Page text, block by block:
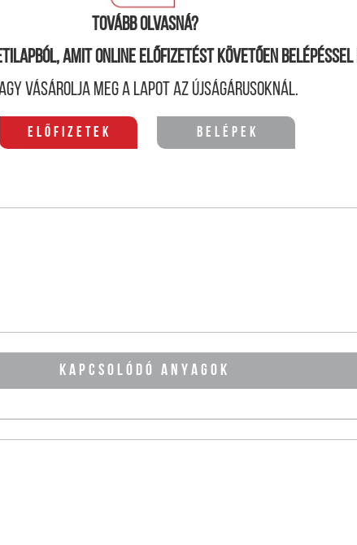
Tovább olvasná?
amit online előfizetést követően
vásárolja meg a lapot az újságárusoknál.
Előfizetek Belépek
KAPCSOLÓDÓ ANYAGOK